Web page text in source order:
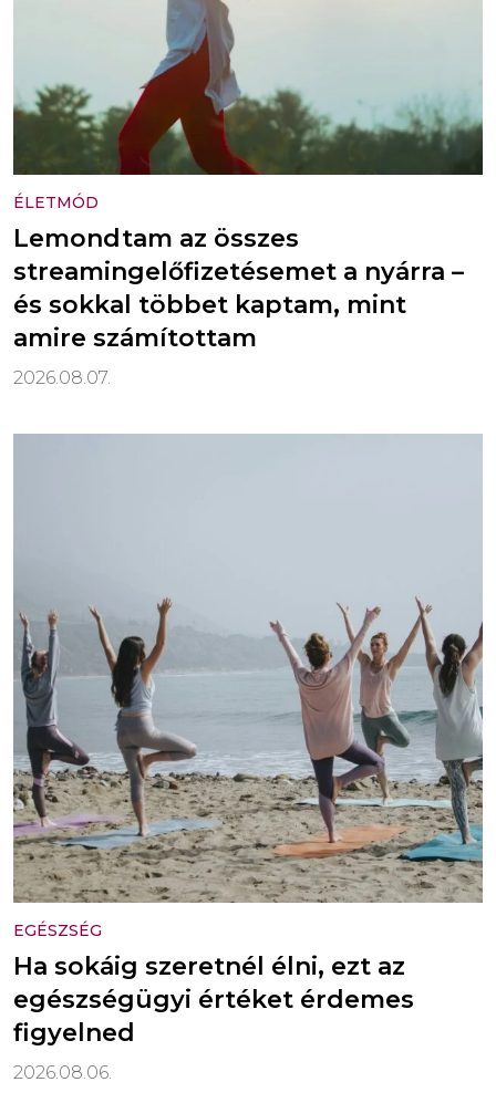
ÉLETMÓD
Lemondtam az összes
streamingelőfizetésemet a nyárra –
és sokkal többet kaptam, mint
amire számítottam
2026.08.07.
EGÉSZSÉG
Ha sokáig szeretnél élni, ezt az
egészségügyi értéket érdemes
figyelned
2026.08.06.